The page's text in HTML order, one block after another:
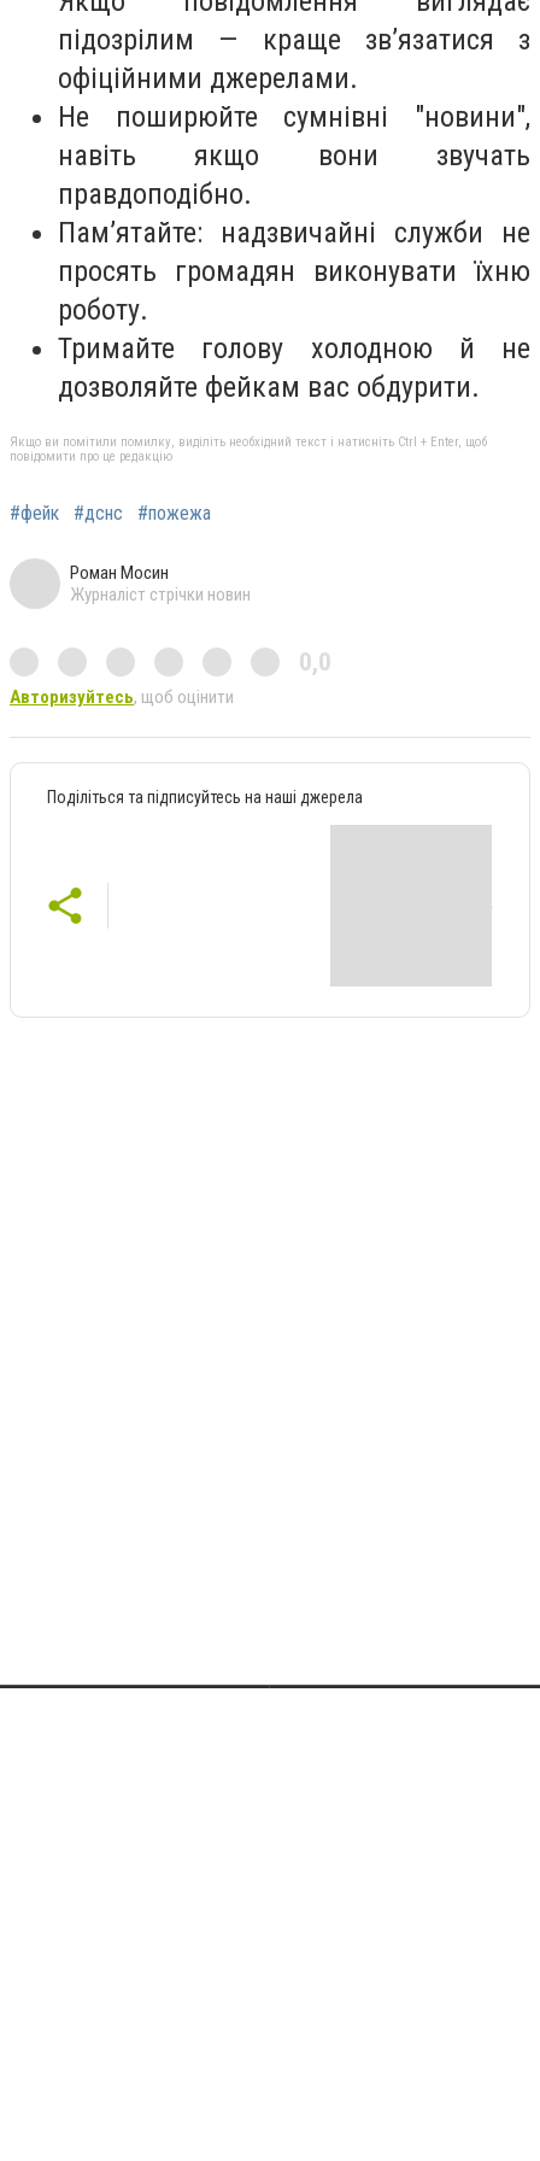
підозрілим — краще зв’язатися з
офіційними джерелами.
Не поширюйте сумнівні "новини",
навіть якщо вони звучать
правдоподібно.
Пам’ятайте: надзвичайні служби не
просять громадян виконувати їхню
роботу.
Тримайте голову холодною й не
дозволяйте фейкам вас обдурити.
Якщо ви помітили помилку, виділіть необхідний текст і натисніть Ctrl + Enter, щоб
повідомити про це редакцію
#фейк #дснс #пожежа
Роман Мосин
Журналіст стрічки новин
0,0
Авторизуйтесь, щоб оцінити
Поділіться та підписуйтесь на наші джерела